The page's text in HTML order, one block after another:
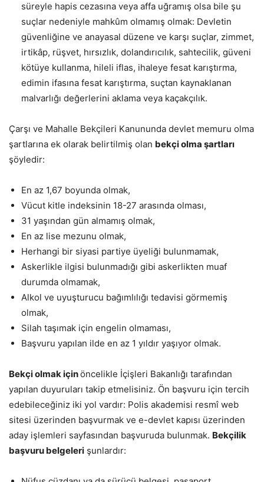
süreyle hapis cezasına veya affa uğramış olsa bile şu
suçlar nedeniyle mahkûm olmamış olmak: Devletin
güvenliğine ve anayasal düzene ve karşı suçlar, zimmet,
irtikâp, rüşvet, hırsızlık, dolandırıcılık, sahtecilik, güveni
kötüye kullanma, hileli iflas, ihaleye fesat karıştırma,
edimin ifasına fesat karıştırma, suçtan kaynaklanan
malvarlığı değerlerini aklama veya kaçakçılık.
Çarşı ve Mahalle Bekçileri Kanununda devlet memuru olma
şartlarına ek olarak belirtilmiş olan bekçi olma şartları
şöyledir:
En az 1,67 boyunda olmak,
Vücut kitle indeksinin 18-27 arasında olması,
31 yaşından gün almamış olmak,
En az lise mezunu olmak,
Herhangi bir siyasi partiye üyeliği bulunmamak,
Askerlikle ilgisi bulunmadığı gibi askerlikten muaf
durumda olmamak,
Alkol ve uyuşturucu bağımlılığı tedavisi görmemiş
olmak,
Silah taşımak için engelin olmaması,
Başvuru yapılan ilde en az 1 yıldır yaşıyor olmak.
Bekçi olmak içinöncelikle İçişleri Bakanlığı tarafından
yapılan duyuruları takip etmelisiniz. Ön başvuru için tercih
edebileceğiniz iki yol vardır: Polis akademisi resmî web
sitesi üzerinden başvurmak ve e-devlet kapısı üzerinden
aday işlemleri sayfasından başvuruda bulunmak. Bekçilik
başvuru belgeleri şunlardır: